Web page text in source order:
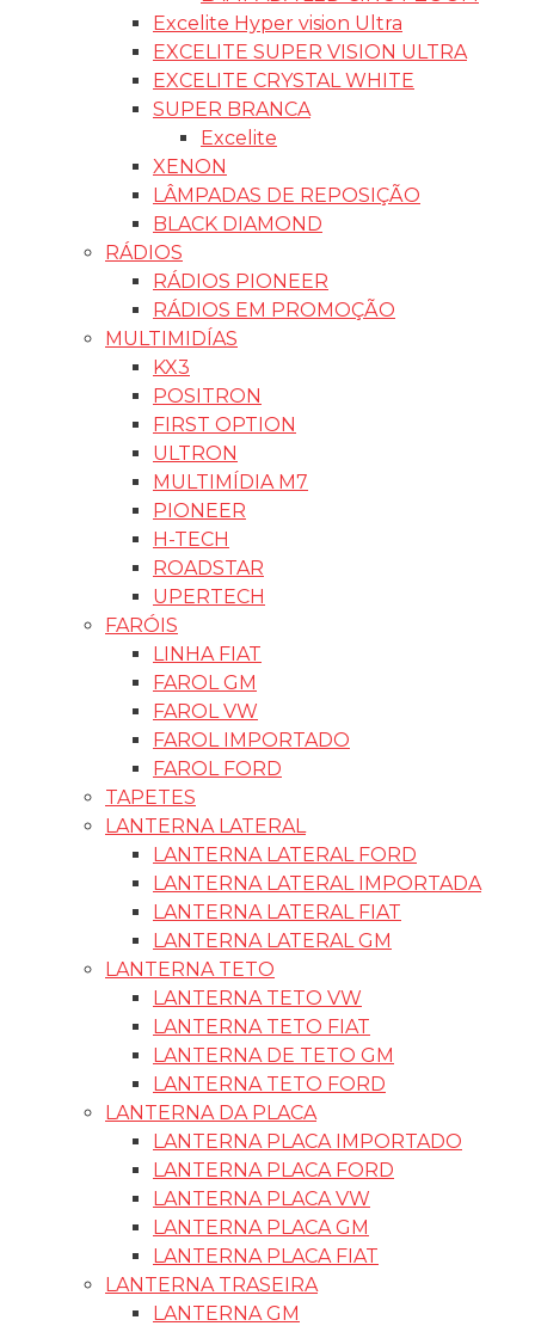
Excelite Hyper vision Ultra
EXCELITE SUPER VISION ULTRA
EXCELITE CRYSTAL WHITE
SUPER BRANCA
Excelite
XENON
LÂMPADAS DE REPOSIÇÃO
BLACK DIAMOND
RÁDIOS
RÁDIOS PIONEER
RÁDIOS EM PROMOÇÃO
MULTIMIDÍAS
KX3
POSITRON
FIRST OPTION
ULTRON
MULTIMÍDIA M7
PIONEER
H-TECH
ROADSTAR
UPERTECH
FARÓIS
LINHA FIAT
FAROL GM
FAROL VW
FAROL IMPORTADO
FAROL FORD
TAPETES
LANTERNA LATERAL
LANTERNA LATERAL FORD
LANTERNA LATERAL IMPORTADA
LANTERNA LATERAL FIAT
LANTERNA LATERAL GM
LANTERNA TETO
LANTERNA TETO VW
LANTERNA TETO FIAT
LANTERNA DE TETO GM
LANTERNA TETO FORD
LANTERNA DA PLACA
LANTERNA PLACA IMPORTADO
LANTERNA PLACA FORD
LANTERNA PLACA VW
LANTERNA PLACA GM
LANTERNA PLACA FIAT
LANTERNA TRASEIRA
LANTERNA GM